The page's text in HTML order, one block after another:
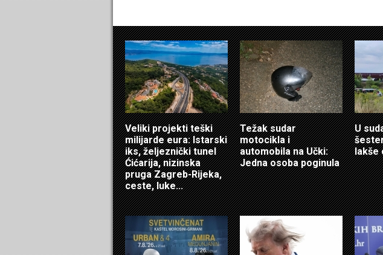
Veliki projekti teški
milijarde eura: Istarski
iks, željeznički tunel
Ćićarija, nizinska
pruga Zagreb-Rijeka,
ceste, luke...
Težak sudar
motocikla i
automobila na Učki:
Jedna osoba poginula
U
lakše